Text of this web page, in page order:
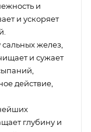
и
и ускоряет
желез,
и сужает
действие,
глубину и